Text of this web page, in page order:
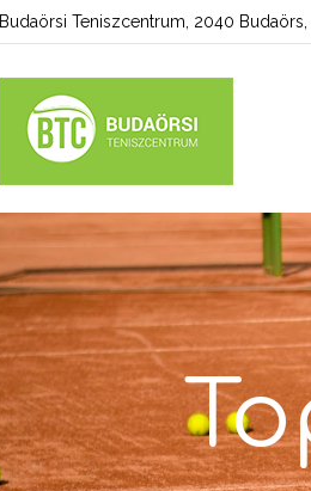
Budaörsi Teniszcentrum, 2040 Budaörs,